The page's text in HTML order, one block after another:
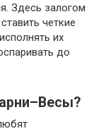
Здесь залогом
четкие
их
до